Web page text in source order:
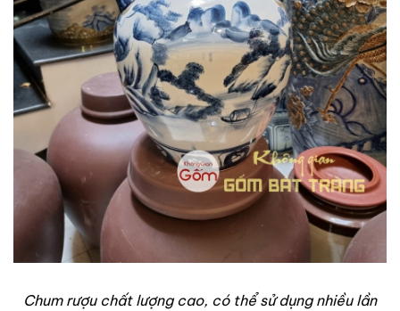
Chum rượu chất lượng cao, có thể sử dụng nhiều lần